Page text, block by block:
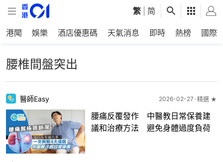
繁 简
港聞 娛樂 酒店優惠碼 天氣消息 即時 熱榜 國際
腰椎間盤突出
醫師Easy 2026-02-27 精選 ★
腰痛反覆發作 中醫教日常保養建
議和治療方法 避免身體過度負荷